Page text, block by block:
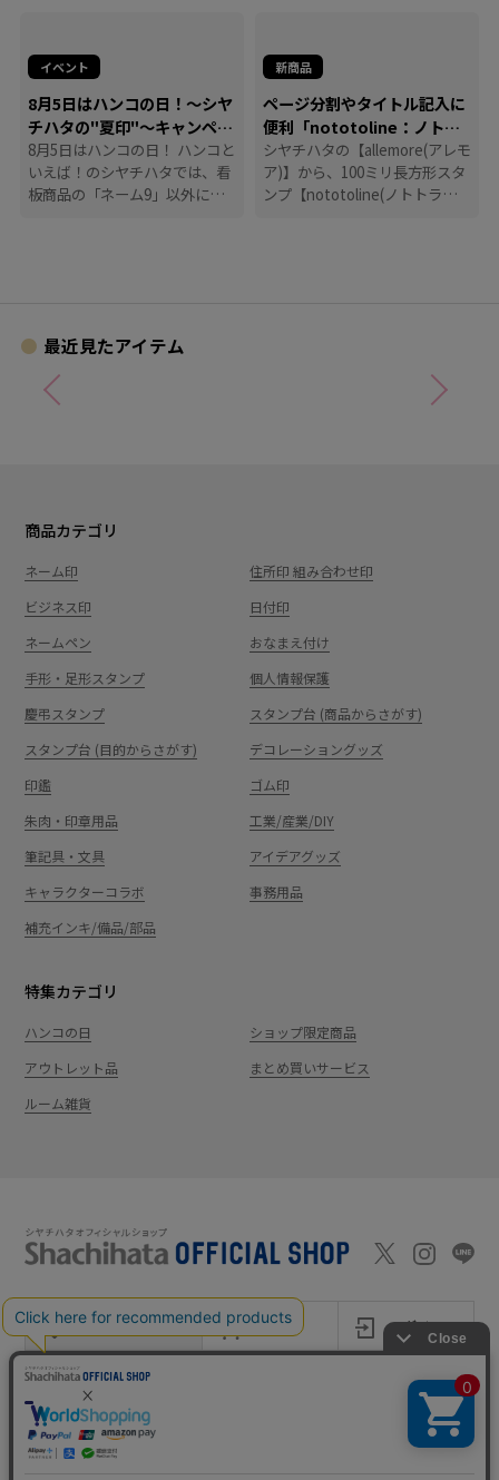
イベント
8月5日はハンコの日！～シヤ
チハタの"夏印"～キャンペー
ン
8月5日はハンコの日！ ハンコと
いえば！のシヤチハタでは、看
板商品の「ネーム9」以外に
新商品
ページ分割やタイトル記入に
便利「nototoline：ノトト
ライン」
シヤチハタの【allemore(アレモ
ア)】から、100ミリ長方形スタ
ンプ【nototoline(ノトトライ
最近見たアイテム
商品カテゴリ
ネーム印
住所印 組み合わせ印
ビジネス印
日付印
ネームペン
おなまえ付け
手形・足形スタンプ
個人情報保護
慶弔スタンプ
スタンプ台 (商品からさがす)
スタンプ台 (目的からさがす)
デコレーショングッズ
印鑑
ゴム印
朱肉・印章用品
工業/産業/DIY
筆記具・文具
アイデアグッズ
キャラクターコラボ
事務用品
補充インキ/備品/部品
特集カテゴリ
ハンコの日
ショップ限定商品
アウトレット品
まとめ買いサービス
ルーム雑貨
新規会員登録 カート ログイン
ショッピングガイド
特定商取引法に基
づく表記
プライバシーポ
リシー
Monet
(モネ)